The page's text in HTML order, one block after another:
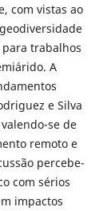
com vistas ao
trabalhos
A
e Silva
se de
remoto e
percebe-
com sérios
impactos